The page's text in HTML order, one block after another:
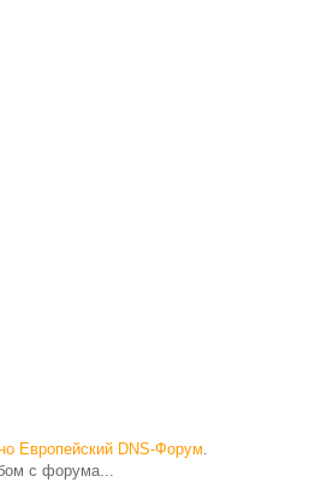
Европейский DNS-Форум.
с форума...